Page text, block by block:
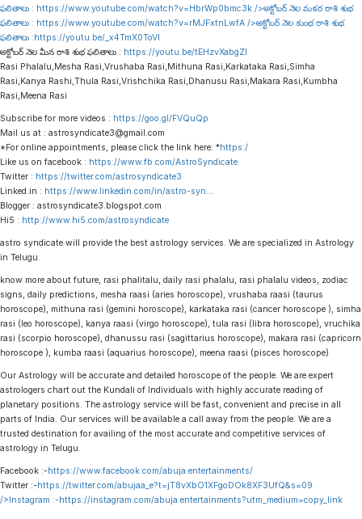
ఫలితాలు : https://www.youtube.com/watch?v=HbrWp0bmc3k />అక్టోబర్ నెల మకర రాశి శుభ
ఫలితాలు : https://www.youtube.com/watch?v=rMJFxtnLwfA />అక్టోబర్ నెల కుంభ రాశి శుభ
ఫలితాలు :https://youtu.be/_x4TmX0ToVI
అక్టోబర్ నెల మీన రాశి శుభ ఫలితాలు : https://youtu.be/tEHzvXabgZI
Rasi Phalalu,Mesha Rasi,Vrushaba Rasi,Mithuna Rasi,Karkataka Rasi,Simha
Rasi,Kanya Rashi,Thula Rasi,Vrishchika Rasi,Dhanusu Rasi,Makara Rasi,Kumbha
Rasi,Meena Rasi
Subscribe for more videos : https://goo.gl/FVQuQp
Mail us at : astrosyndicate3@gmail.com
*For online appointments, please click the link here: *https:/
Like us on facebook : https://www.fb.com/AstroSyndicate
Twitter : https://twitter.com/astrosyndicate3
Linked.in : https://www.linkedin.com/in/astro-syn
Blogger : astrosyndicate3.blogspot.com
Hi5 : http://www.hi5.com/astrosyndicate
astro syndicate will provide the best astrology services. We are specialized in Astrology
in Telugu.
know more about future, rasi phalitalu, daily rasi phalalu, rasi phalalu videos, zodiac
signs, daily predictions, mesha raasi (aries horoscope), vrushaba raasi (taurus
horoscope), mithuna rasi (gemini horoscope), karkataka rasi (cancer horoscope ), simha
rasi (leo horoscope), kanya raasi (virgo horoscope), tula rasi (libra horoscope), vruchika
rasi (scorpio horoscope), dhanussu rasi (sagittarius horoscope), makara rasi (capricorn
horoscope ), kumba raasi (aquarius horoscope), meena raasi (pisces horoscope)
Our Astrology will be accurate and detailed horoscope of the people. We are expert
astrologers chart out the Kundali of Individuals with highly accurate reading of
planetary positions. The astrology service will be fast, convenient and precise in all
parts of India. Our services will be available a call away from the people. We are a
trusted destination for availing of the most accurate and competitive services of
astrology in Telugu.
Facebook :-https://www.facebook.com/abuja.entertainments/
Twitter :-https://twitter.com/abujaa_e?t=jT8vXbO1XFgoDOk8XF3UfQ&s=09
/>Instagram :-https://instagram.com/abuja.entertainments?utm_medium=copy_link